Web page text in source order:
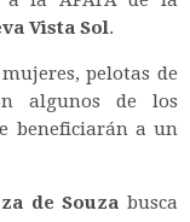
Vista Sol.
pelotas de
algunos de los
beneficiarán a un
de Souza busca